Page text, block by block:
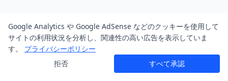
Google Analytics や Google AdSense などのクッキーを使用して
サイトの利用状況を分析し、関連性の高い広告を表示していま
す。
プライバシーポリシー
拒否
すべて承認